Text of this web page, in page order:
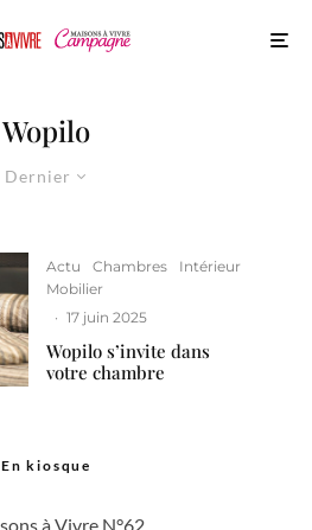
Wopilo
Dernier
Actu Chambres
Intérieur
Mobilier
· 17 juin 2025
Wopilo s’invite dans
votre chambre
En kiosque